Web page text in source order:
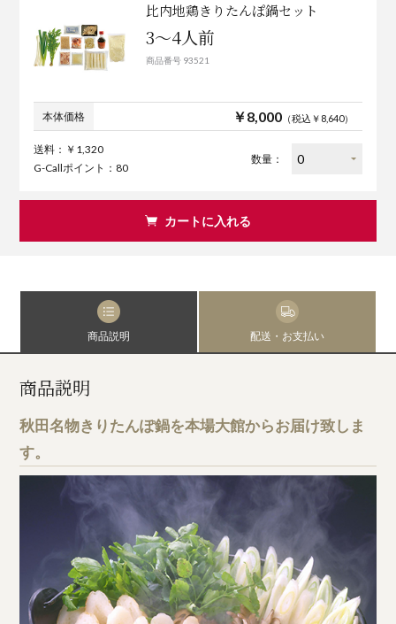
比内地鶏きりたんぽ鍋セット
3～4人前
商品番号 93521
本体価格 ￥8,000（税込￥8,640）
送料：￥1,320
G-Callポイント：80
数量：
カートに入れる
商品説明 配送・お支払い
商品説明
秋田名物きりたんぽ鍋を本場大館からお届け致しま
す。